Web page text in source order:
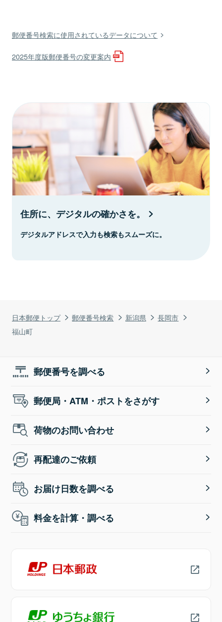
日本郵便トップ 郵便番号検索 新潟県
長岡市
福山町
郵便番号検索に使用されているデータについて
2025年度版郵便番号の変更案内
住所に、デジタルの確かさを。
デジタルアドレスで入力も検索もスムーズに。
郵便番号を調べる
郵便局・ATM・ポストをさがす
荷物のお問い合わせ
再配達のご依頼
お届け日数を調べる
料金を計算・調べる